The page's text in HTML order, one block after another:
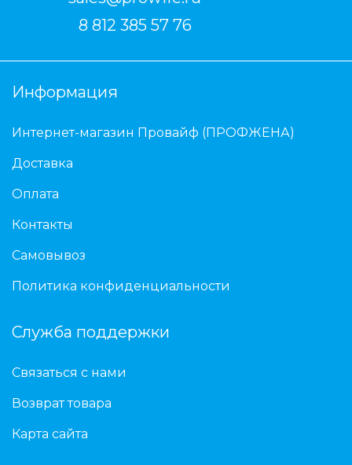
8 812 385 57 76
Информация
Интернет-магазин Провайф (ПРОФЖЕНА)
Доставка
Оплата
Контакты
Самовывоз
Политика конфиденциальности
Служба поддержки
Связаться с нами
Возврат товара
Карта сайта